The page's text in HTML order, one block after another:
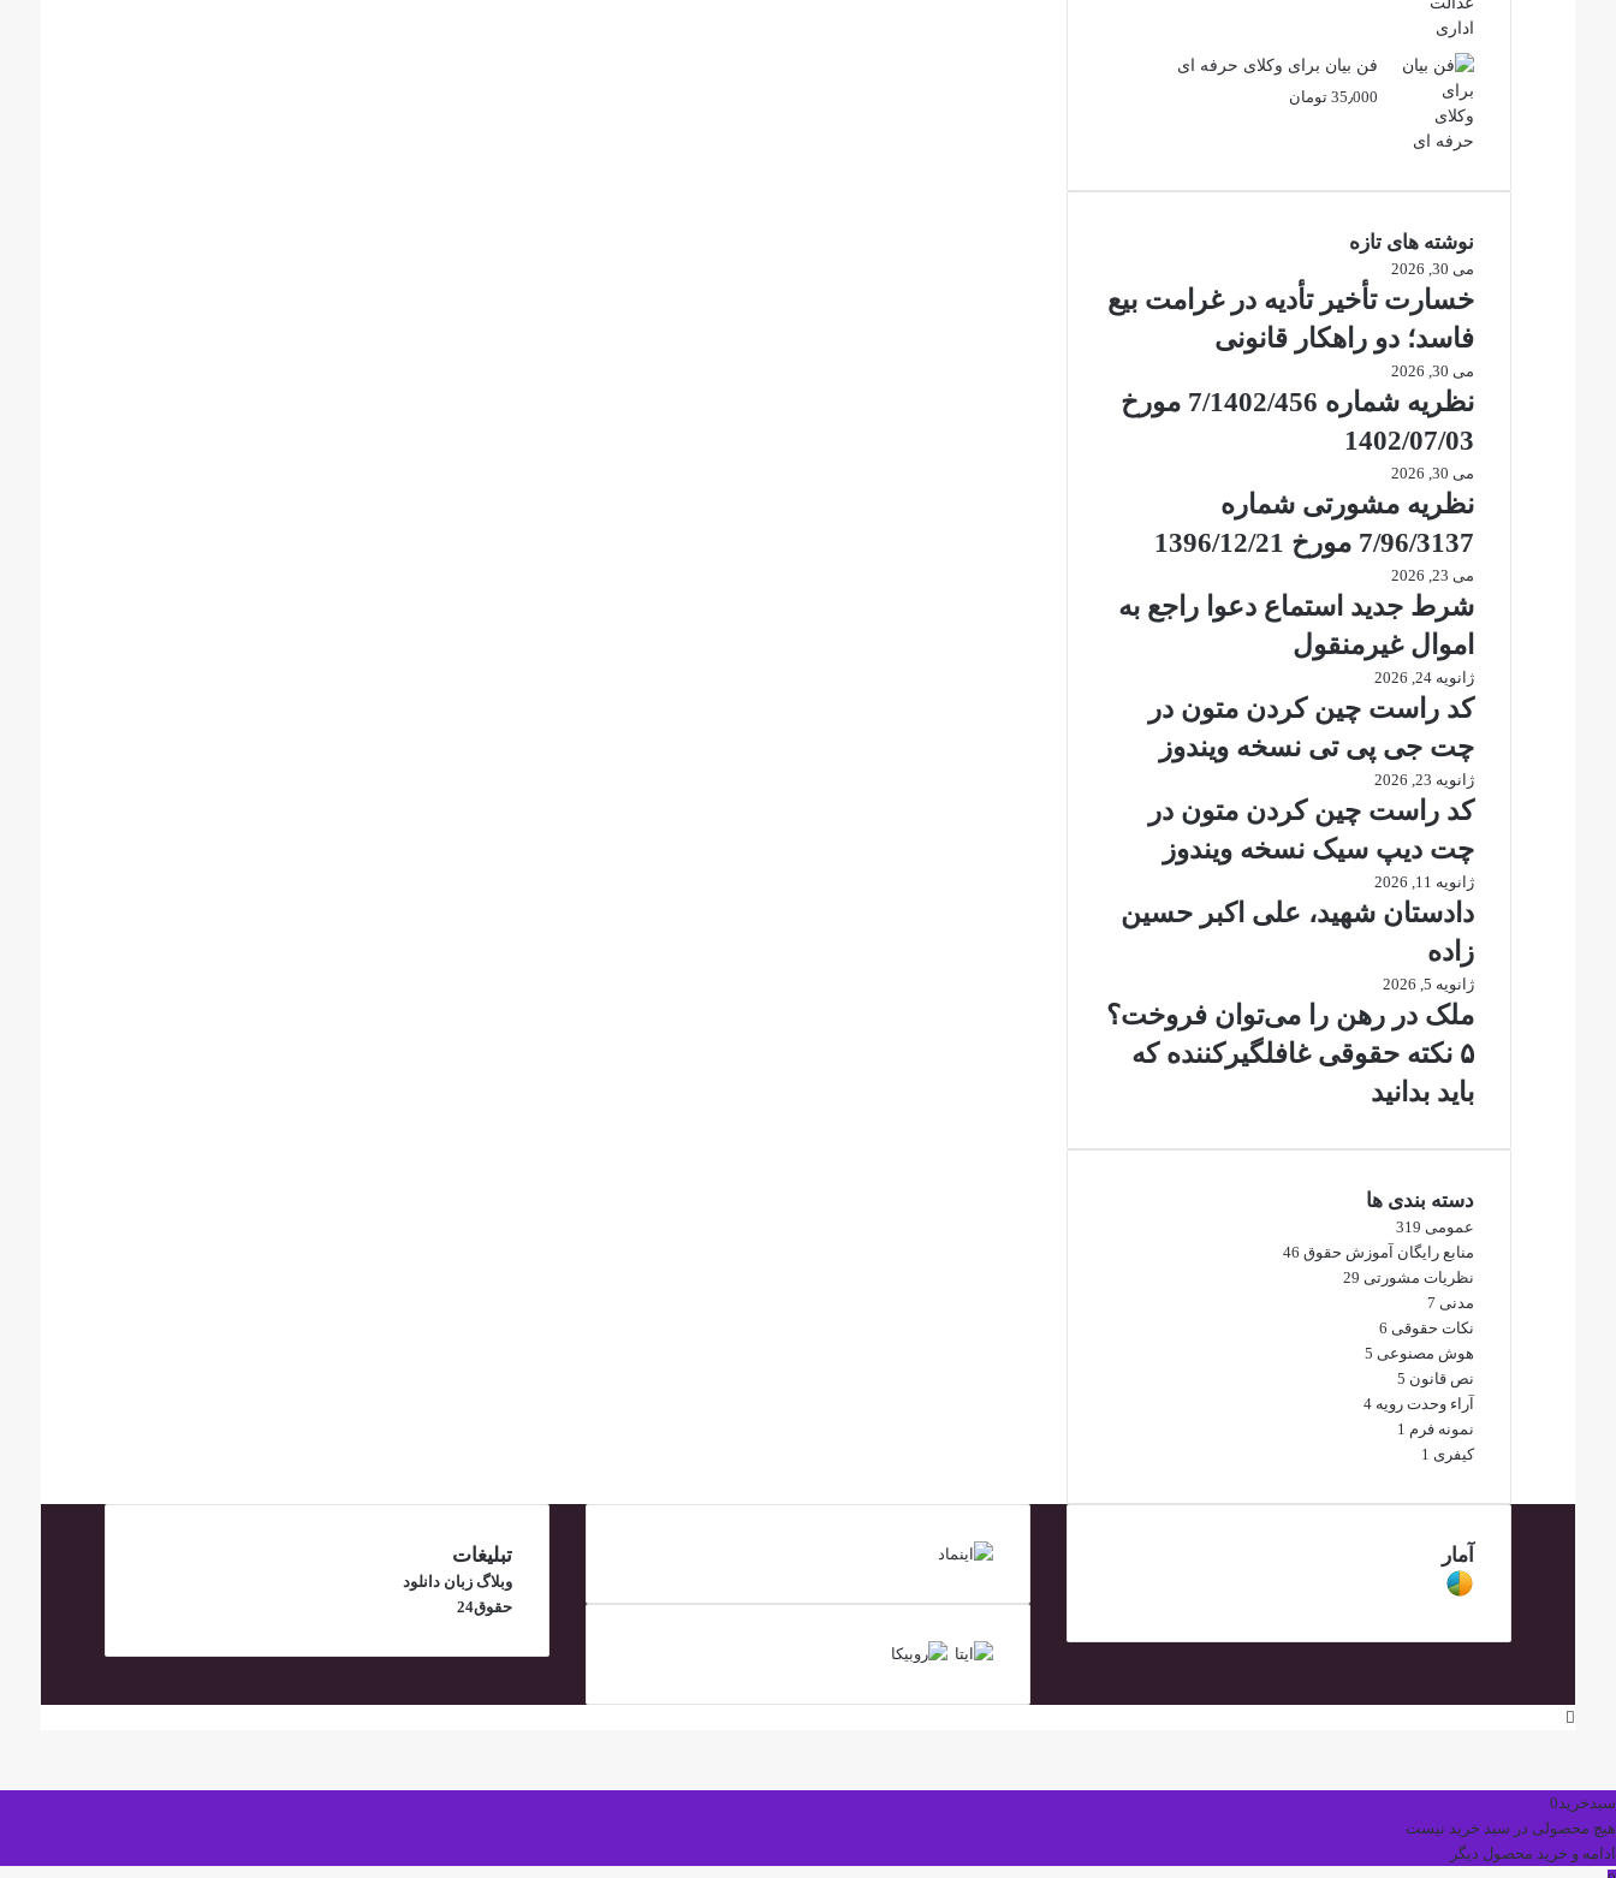
فن بیان برای وکلای حرفه ای
35٫000 تومان
نوشته های تازه
می 30, 2026
خسارت تأخیر تأدیه در غرامت بیع
فاسد؛ دو راهکار قانونی
می 30, 2026
نظریه شماره 7/1402/456 مورخ
1402/07/03
می 30, 2026
نظریه مشورتی شماره
7/96/3137 مورخ 1396/12/21
می 23, 2026
شرط جدید استماع دعوا راجع به
اموال غیرمنقول
ژانویه 24, 2026
کد راست چین کردن متون در
چت جی پی تی نسخه ویندوز
ژانویه 23, 2026
کد راست چین کردن متون در
چت دیپ سیک نسخه ویندوز
ژانویه 11, 2026
دادستان شهید، علی اکبر حسین
زاده
ژانویه 5, 2026
ملک در رهن را می‌توان فروخت؟
۵ نکته حقوقی غافلگیرکننده که
باید بدانید
دسته بندی ها
عمومی 319
منابع رایگان آموزش حقوق 46
نظریات مشورتی 29
مدنی 7
نکات حقوقی 6
هوش مصنوعی 5
نص قانون 5
آراء وحدت رویه 4
نمونه فرم 1
کیفری 1
تبلیغات
وبلاگ زبان دانلود
حقوق24
آمار
دکمه
بالا
سبدخرید0
هیچ محصولی در سبد خرید نیست
ادامه و خرید محصول دیگر